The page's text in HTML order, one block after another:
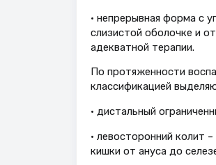
• непрерывная форма с
слизистой оболочке и
адекватной терапии.
По протяженности
классификацией
• дистальный
• левосторонний колит
кишки от ануса до